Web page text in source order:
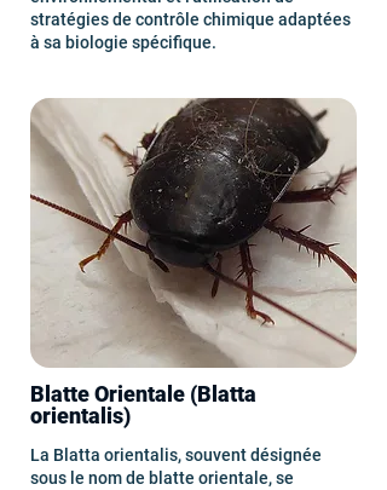
stratégies de contrôle chimique adaptées
à sa biologie spécifique.
Blatte Orientale (Blatta
orientalis)
La Blatta orientalis, souvent désignée
sous le nom de blatte orientale, se